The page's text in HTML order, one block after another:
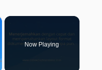
Now Playing